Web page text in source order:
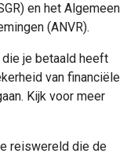
en het Algemeen
(ANVR).
die je betaald heeft
van financiële
Kijk voor meer
reiswereld die de